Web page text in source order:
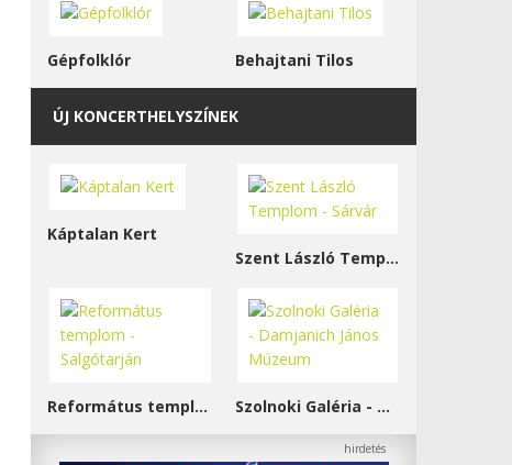
Gépfolklór Behajtani Tilos
ÚJ KONCERTHELYSZÍNEK
Káptalan Kert
Szent László Templom - Sárvár
Református templom - Salgótarján Szolnoki Galéria - Damjanich János Múzeum